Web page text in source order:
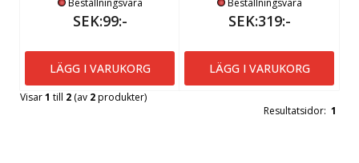
Beställningsvara
SEK:99:-
LÄGG I VARUKORG
Beställningsvara
SEK:319:-
LÄGG I VARUKORG
Visar1 till 2 (av 2produkter)
Resultatsidor: 1